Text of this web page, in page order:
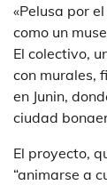
«Pelusa por
como un
El colectivo,
con murales,
en Junin,
ciudad
El proyecto,
“animarse a